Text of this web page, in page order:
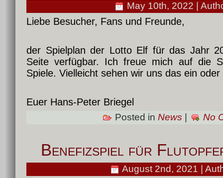
May 10th, 2022 |
Liebe Besucher, Fans und Freunde,
der Spielplan der Lotto Elf für das Jahr
Seite verfügbar. Ich freue mich auf die
Spiele. Vielleicht sehen wir uns das ein
Euer Hans-Peter Briegel
Posted in News No
Benefizspiel für
August 2nd, 2021 |